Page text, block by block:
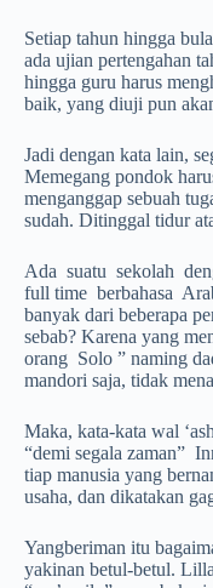
Setiap tahun hingga
ada ujian pertengahan
hingga guru harus
baik, yang diuji pun
Jadi dengan kata lain,
Memegang pondok
menganggap sebuah
sudah. Ditinggal tidur
Ada suatu sekolah
full time berbahasa
banyak dari be­berapa
sebab? Karena yang
orang Solo ” naming
mandori saja, tidak
Maka, kata-kata wal
“demi segala zaman”
tiap manusia yang
usaha, dan dikatakan
Yangberiman itu
yakinan betul-betul.